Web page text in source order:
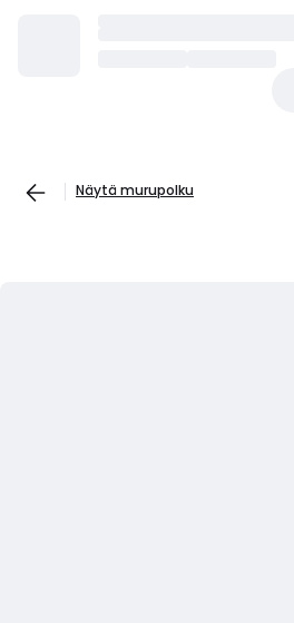
Näytä murupolku